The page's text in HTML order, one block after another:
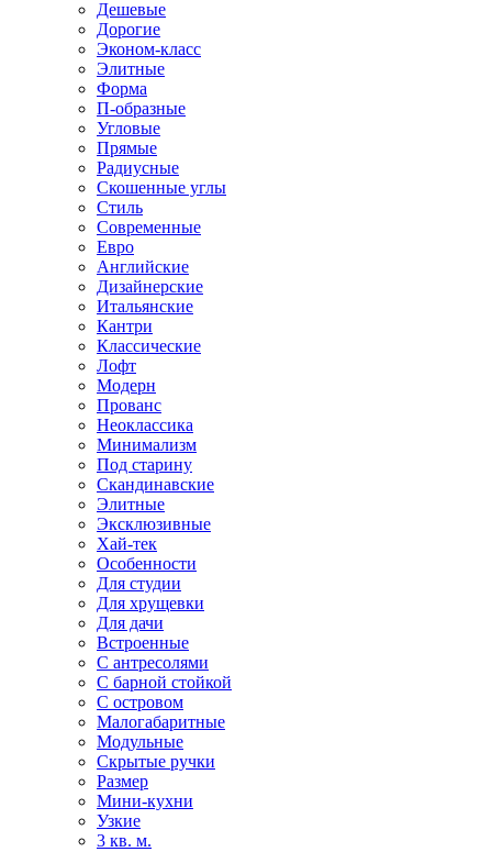
Дешевые
Дорогие
Эконом-класс
Элитные
Форма
П-образные
Угловые
Прямые
Радиусные
Скошенные углы
Стиль
Современные
Евро
Английские
Дизайнерские
Итальянские
Кантри
Классические
Лофт
Модерн
Прованс
Неоклассика
Минимализм
Под старину
Скандинавские
Элитные
Эксклюзивные
Хай-тек
Особенности
Для студии
Для хрущевки
Для дачи
Встроенные
С антресолями
С барной стойкой
С островом
Малогабаритные
Модульные
Скрытые ручки
Размер
Мини-кухни
Узкие
3 кв. м.